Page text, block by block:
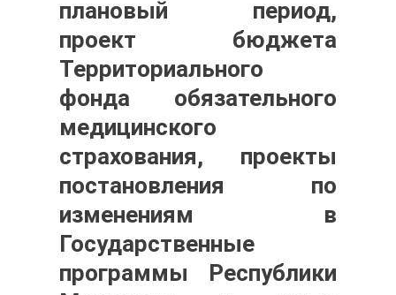
плановый период,
проект бюджета
Территориального
фонда обязательного
медицинского
страхования, проекты
постановления по
изменениям в
Государственные
программы Республики